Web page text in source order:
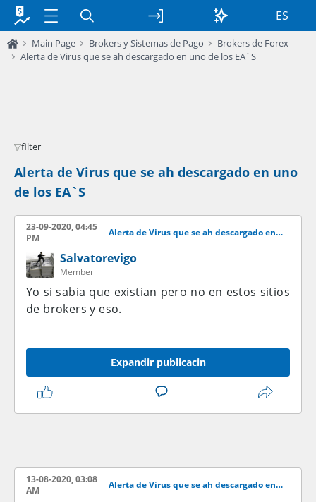
ES
Main Page Brokers y Sistemas de Pago
Brokers de Forex
Alerta de Virus que se ah descargado en uno de los EA`S
filter
Alerta de Virus que se ah descargado en uno
de los EA`S
23-09-2020, 04:45
PM
Alerta de Virus que se ah descargado en uno de los EA`S
Salvatorevigo
Member
Yo si sabia que existian pero no en estos sitios
de brokers y eso.
Expandir publicacin
13-08-2020, 03:08
AM
Alerta de Virus que se ah descargado en uno de los EA`S